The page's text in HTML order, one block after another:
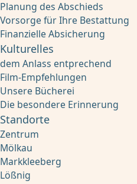
Planung des Abschieds
Vorsorge für Ihre Bestattung
Finanzielle Absicherung
Kulturelles
dem Anlass entprechend
Film-Empfehlungen
Unsere Bücherei
Die besondere Erinnerung
Standorte
Zentrum
Mölkau
Markkleeberg
Lößnig